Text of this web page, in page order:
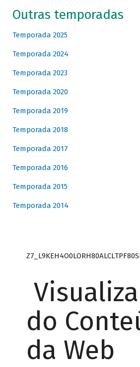
Outras temporadas
Temporada 2025
Temporada 2024
Temporada 2023
Temporada 2020
Temporada 2019
Temporada 2018
Temporada 2017
Temporada 2016
Temporada 2015
Temporada 2014
do
da Web